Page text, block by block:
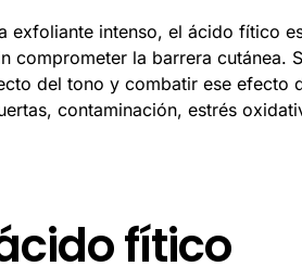
exfoliante intenso, el ácido fítico
comprometer la barrera cutánea.
del tono y combatir ese efecto
contaminación, estrés
fítico